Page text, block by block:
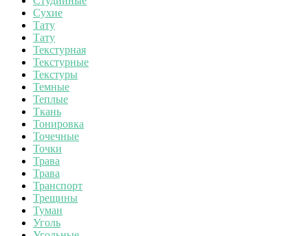
Сухие
Тату
Тату
Текстурная
Текстурные
Текстуры
Темные
Теплые
Ткань
Тонировка
Точечные
Точки
Трава
Трава
Транспорт
Трещины
Туман
Уголь